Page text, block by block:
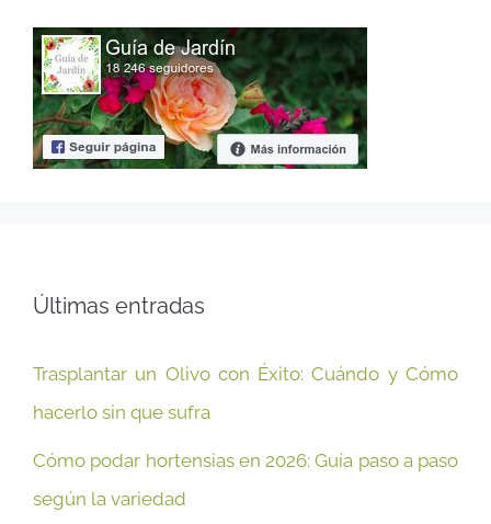
Últimas entradas
Trasplantar un Olivo con Éxito: Cuándo y Cómo
hacerlo sin que sufra
Cómo podar hortensias en 2026: Guía paso a paso
según la variedad